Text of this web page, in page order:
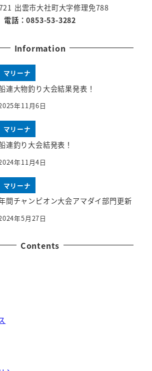
出雲市大社町大字修理免788
電話：0853-53-3282
Information
マリーナ
連大物釣り大会結果発表！
年11月6日
マリーナ
連釣り大会結発表！
年11月4日
マリーナ
間チャンピオン大会アマダイ部門更新
年5月27日
Contents